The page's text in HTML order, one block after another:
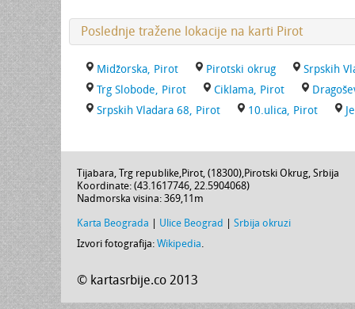
Poslednje tražene lokacije na karti Pirot
Midžorska, Pirot Pirotski okrug Srpskih
Trg Slobode, Pirot
Ciklama, Pirot
Srpskih Vladara 68, Pirot
10.ulica, Pirot
Tijabara, Trg republike,Pirot, (18300),Pirotski Okrug, Srbija
Koordinate: (43.1617746, 22.5904068)
Nadmorska visina: 369,11m
Karta Beograda Ulice Beograd
Srbija okruzi
Izvori fotografija: Wikipedia.
© kartasrbije.co 2013